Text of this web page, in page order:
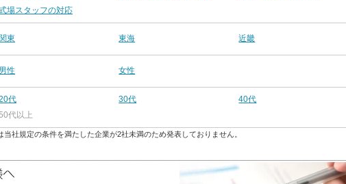
場スタッフの対応
関東 東海 近畿
男性 女性
代 30代
40代
代以上
社規定の条件を満たした企業が2社未満のため発表しておりません。